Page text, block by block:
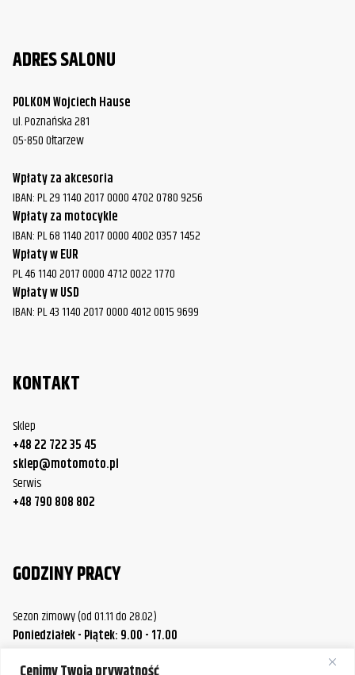
ADRES SALONU
POLKOM Wojciech Hause
ul. Poznańska 281
05-850 Ołtarzew
Wpłaty za akcesoria
IBAN: PL 29 1140 2017 0000 4702 0780 9256
Wpłaty za motocykle
IBAN: PL 68 1140 2017 0000 4002 0357 1452
Wpłaty w EUR
PL 46 1140 2017 0000 4712 0022 1770
Wpłaty w USD
IBAN: PL 43 1140 2017 0000 4012 0015 9699
KONTAKT
Sklep
+48 22 722 35 45
sklep@motomoto.pl
Serwis
+48 790 808 802
GODZINY PRACY
Sezon zimowy (od 01.11 do 28.02)
Poniedziałek - Piątek: 9.00 - 17.00